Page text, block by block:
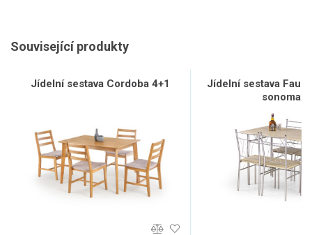
Související produkty
Jídelní sestava Cordoba 4+1
Jídelní sestava
sonoma